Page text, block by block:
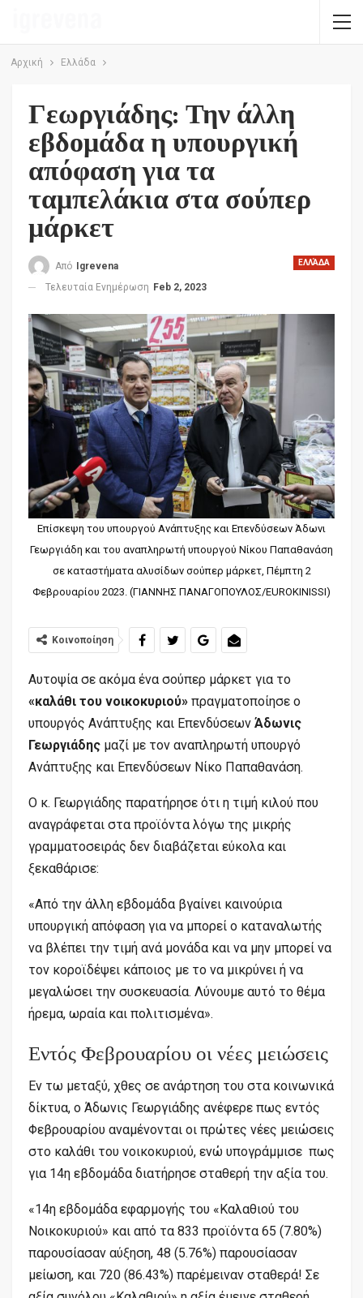
Αρχική Ελλάδα
Γεωργιάδης: Την άλλη
εβδομάδα η υπουργική
απόφαση για τα
ταμπελάκια στα σούπερ
μάρκετ
ΕΛΛΆΔΑ
Από Igrevena
Τελευταία Ενημέρωση Feb 2, 2023
Επίσκεψη του υπουργού Ανάπτυξης και Επενδύσεων Άδωνι
Γεωργιάδη και του αναπληρωτή υπουργού Νίκου Παπαθανάση
σε καταστήματα αλυσίδων σούπερ μάρκετ, Πέμπτη 2
Φεβρουαρίου 2023. (ΓΙΑΝΝΗΣ ΠΑΝΑΓΟΠΟΥΛΟΣ/EUROKINISSI)
Κοινοποίηση
Αυτοψία σε ακόμα ένα σούπερ μάρκετ για το
«καλάθι του νοικοκυριού» πραγματοποίησε ο
υπουργός Ανάπτυξης και Επενδύσεων Άδωνις
Γεωργιάδης μαζί με τον αναπληρωτή υπουργό
Ανάπτυξης και Επενδύσεων Νίκο Παπαθανάση.
Ο κ. Γεωργιάδης παρατήρησε ότι η τιμή κιλού που
αναγράφεται στα προϊόντα λόγω της μικρής
γραμματοσειράς δεν διαβάζεται εύκολα και
ξεκαθάρισε:
«Από την άλλη εβδομάδα βγαίνει καινούρια
υπουργική απόφαση για να μπορεί ο καταναλωτής
να βλέπει την τιμή ανά μονάδα και να μην μπορεί να
τον κοροϊδέψει κάποιος με το να μικρύνει ή να
μεγαλώσει την συσκευασία. Λύνουμε αυτό το θέμα
ήρεμα, ωραία και πολιτισμένα».
Εντός Φεβρουαρίου οι νέες μειώσεις
Εν τω μεταξύ, χθες σε ανάρτηση του στα κοινωνικά
δίκτυα, ο Άδωνις Γεωργιάδης ανέφερε πως εντός
Φεβρουαρίου αναμένονται οι πρώτες νέες μειώσεις
στο καλάθι του νοικοκυριού, ενώ υπογράμμισε πως
για 14η εβδομάδα διατήρησε σταθερή την αξία του.
«14η εβδομάδα εφαρμογής του «Καλαθιού του
Νοικοκυριού» και από τα 833 προϊόντα 65 (7.80%)
παρουσίασαν αύξηση, 48 (5.76%) παρουσίασαν
μείωση, και 720 (86.43%) παρέμειναν σταθερά! Σε